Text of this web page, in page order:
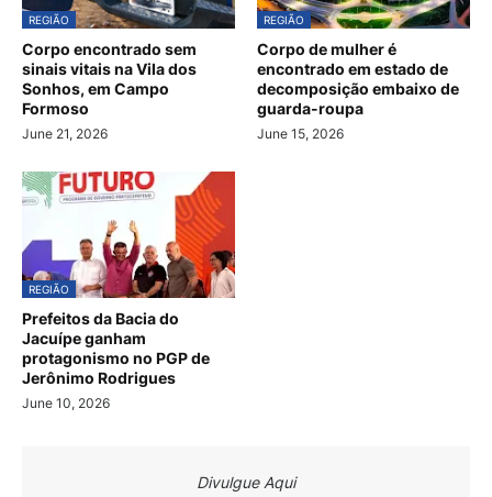
REGIÃO
Corpo encontrado sem
sinais vitais na Vila dos
Sonhos, em Campo
Formoso
June 21, 2026
REGIÃO
Corpo de mulher é
encontrado em estado de
decomposição embaixo de
guarda-roupa
June 15, 2026
REGIÃO
Prefeitos da Bacia do
Jacuípe ganham
protagonismo no PGP de
Jerônimo Rodrigues
June 10, 2026
Divulgue Aqui